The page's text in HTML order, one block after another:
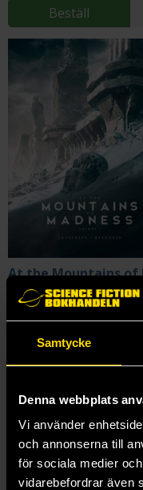
Samtycke
Denna webbplats
Vi använder
och annonserna till
för sociala medier
vidarebefordrar även
Beställ
H. P. Lovecraft
479 kr
Beställ